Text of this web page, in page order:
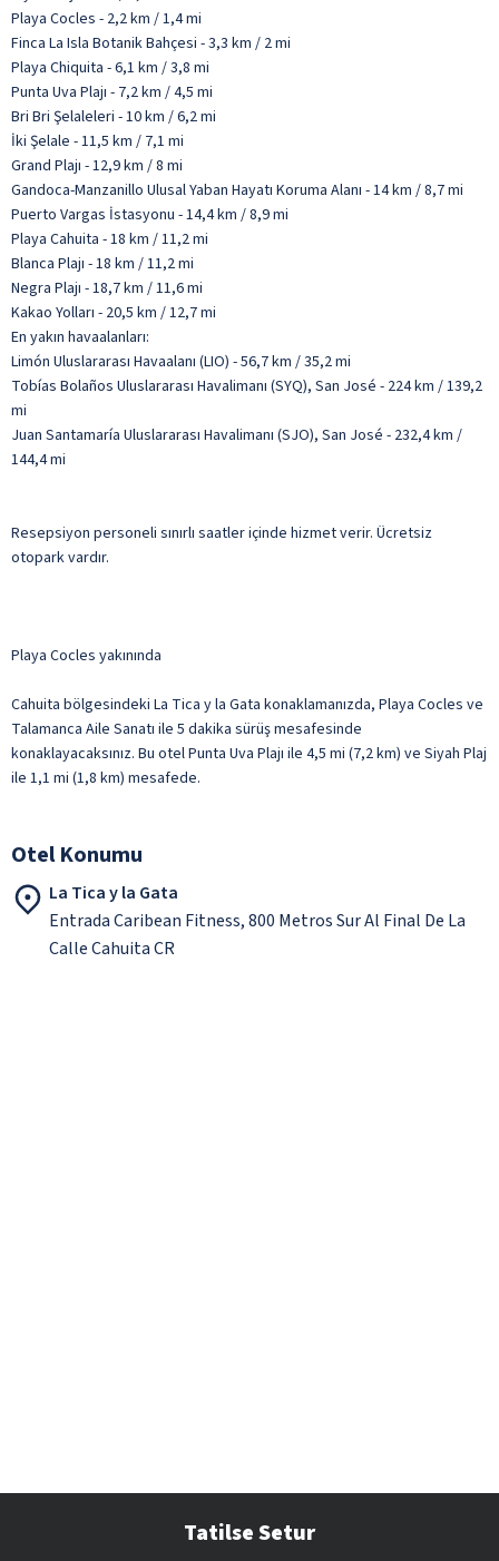
Playa Cocles - 2,2 km / 1,4 mi
Finca La Isla Botanik Bahçesi - 3,3 km / 2 mi
Playa Chiquita - 6,1 km / 3,8 mi
Punta Uva Plajı - 7,2 km / 4,5 mi
Bri Bri Şelaleleri - 10 km / 6,2 mi
İki Şelale - 11,5 km / 7,1 mi
Grand Plajı - 12,9 km / 8 mi
Gandoca-Manzanillo Ulusal Yaban Hayatı Koruma Alanı - 14 km / 8,7 mi
Puerto Vargas İstasyonu - 14,4 km / 8,9 mi
Playa Cahuita - 18 km / 11,2 mi
Blanca Plajı - 18 km / 11,2 mi
Negra Plajı - 18,7 km / 11,6 mi
Kakao Yolları - 20,5 km / 12,7 mi
En yakın havaalanları:
Limón Uluslararası Havaalanı (LIO) - 56,7 km / 35,2 mi
Tobías Bolaños Uluslararası Havalimanı (SYQ), San José - 224 km / 139,2
mi
Juan Santamaría Uluslararası Havalimanı (SJO), San José - 232,4 km /
144,4 mi
Resepsiyon personeli sınırlı saatler içinde hizmet verir. Ücretsiz
otopark vardır.
Playa Cocles yakınında
Cahuita bölgesindeki La Tica y la Gata konaklamanızda, Playa Cocles ve
Talamanca Aile Sanatı ile 5 dakika sürüş mesafesinde
konaklayacaksınız. Bu otel Punta Uva Plajı ile 4,5 mi (7,2 km) ve Siyah Plaj
ile 1,1 mi (1,8 km) mesafede.
Otel Konumu
La Tica y la Gata
Entrada Caribean Fitness, 800 Metros Sur Al Final De La
Calle Cahuita CR
Tatilse Setur